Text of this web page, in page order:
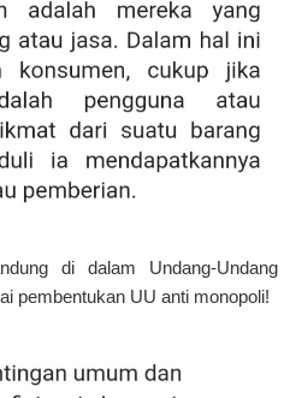
di dalam Undang-Undang
pembentukan UU anti monopoli!